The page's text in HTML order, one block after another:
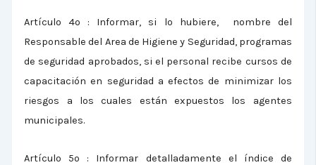
Artículo 4º : Informar, si lo hubiere, nombre del
Responsable del Area de Higiene y Seguridad, programas
de seguridad aprobados, si el personal recibe cursos de
capacitación en seguridad a efectos de minimizar los
riesgos a los cuales están expuestos los agentes
municipales.
Artículo 5º : Informar detalladamente el índice de